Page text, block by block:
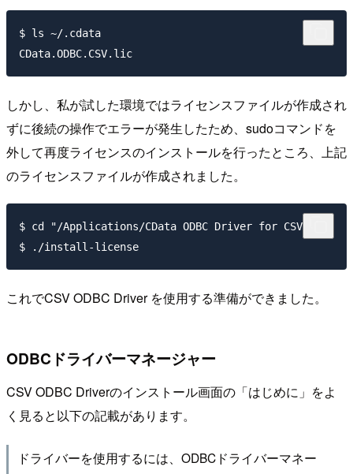
$ ls ~/.cdata
しかし、私が試した環境ではライセンスファイルが作成され
ずに後続の操作でエラーが発生したため、sudoコマンドを
外して再度ライセンスのインストールを行ったところ、上記
のライセンスファイルが作成されました。
$ cd "/Applications/CData ODBC Driver for CSV/bin"
これでCSV ODBC Driver を使用する準備ができました。
ODBCドライバーマネージャー
CSV ODBC Driverのインストール画面の「はじめに」をよ
く見ると以下の記載があります。
ドライバーを使用するには、ODBCドライバーマネー